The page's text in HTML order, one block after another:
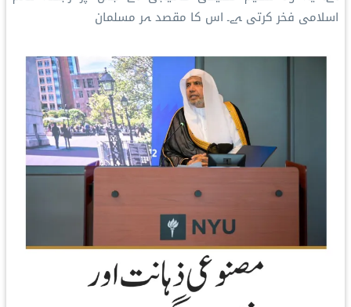
اسلامی فخر کرتی ہے۔ اس کا مقصد ہر مسلمان